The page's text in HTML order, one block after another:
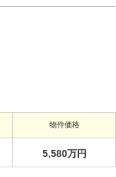
物件価格
5,580万円